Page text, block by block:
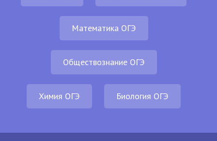
Математика ОГЭ
Обществознание ОГЭ
Химия ОГЭ Биология ОГЭ